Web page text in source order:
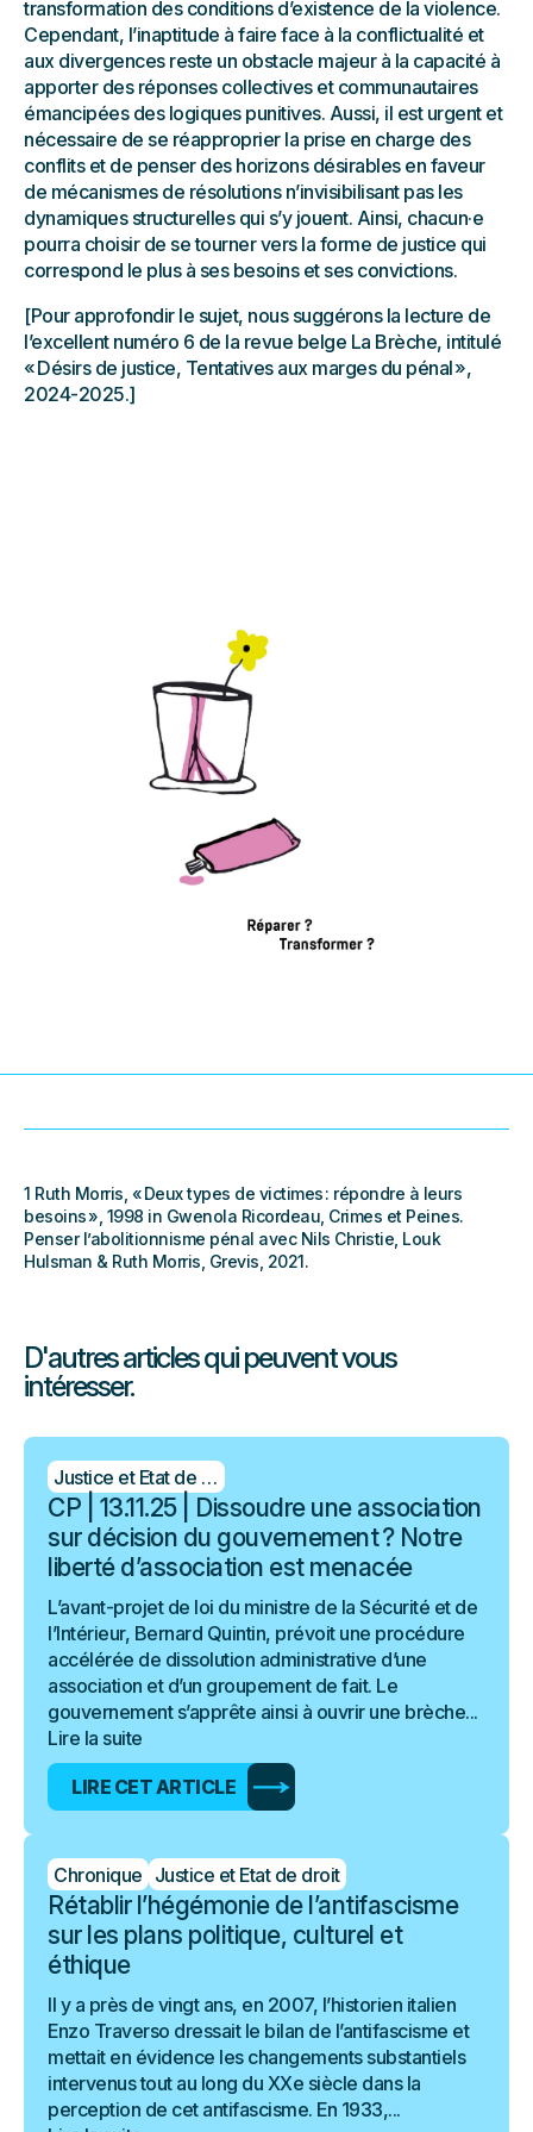
transformation des conditions d’existence de la violence.
Cependant, l’inaptitude à faire face à la conflictualité et
aux divergences reste un obstacle majeur à la capacité à
apporter des réponses collectives et communautaires
émancipées des logiques punitives. Aussi, il est urgent et
nécessaire de se réapproprier la prise en charge des
conflits et de penser des horizons désirables en faveur
de mécanismes de résolutions n’invisibilisant pas les
dynamiques structurelles qui s’y jouent. Ainsi, chacun·e
pourra choisir de se tourner vers la forme de justice qui
correspond le plus à ses besoins et ses convictions.
[Pour approfondir le sujet, nous suggérons la lecture de
l’excellent numéro 6 de la revue belge La Brèche, intitulé
« Désirs de justice, Tentatives aux marges du pénal »,
2024-2025.]
1 Ruth Morris, « Deux types de victimes : répondre à leurs
besoins », 1998 in Gwenola Ricordeau, Crimes et Peines.
Penser l’abolitionnisme pénal avec Nils Christie, Louk
Hulsman & Ruth Morris, Grevis, 2021.
D'autres articles qui peuvent vous
intéresser.
Justice et Etat de droit
CP | 13.11.25 | Dissoudre une association
sur décision du gouvernement ? Notre
liberté d’association est menacée
L’avant-projet de loi du ministre de la Sécurité et de
l’Intérieur, Bernard Quintin, prévoit une procédure
accélérée de dissolution administrative d’une
association et d’un groupement de fait. Le
gouvernement s’apprête ainsi à ouvrir une brèche...
Lire la suite
LIRE CET ARTICLE
Chronique Justice et Etat de droit
Rétablir l’hégémonie de l’antifascisme
sur les plans politique, culturel et
éthique
Il y a près de vingt ans, en 2007, l’historien italien
Enzo Traverso dressait le bilan de l’antifascisme et
mettait en évidence les changements substantiels
intervenus tout au long du XXe siècle dans la
perception de cet antifascisme. En 1933,...